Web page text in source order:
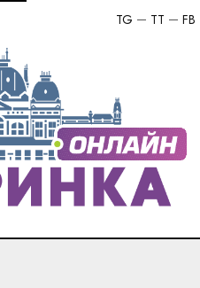
FB
TT
TG